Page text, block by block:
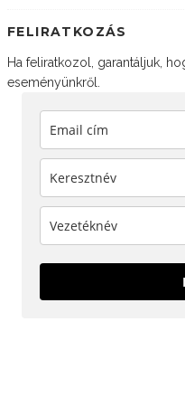
FELIRATKOZÁS
Ha feliratkozol, garantáljuk,
eseményünkről.